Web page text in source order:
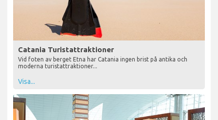
Catania Turistattraktioner
Vid foten av berget Etna har Catania ingen brist på antika och
moderna turistattraktioner...
Visa...